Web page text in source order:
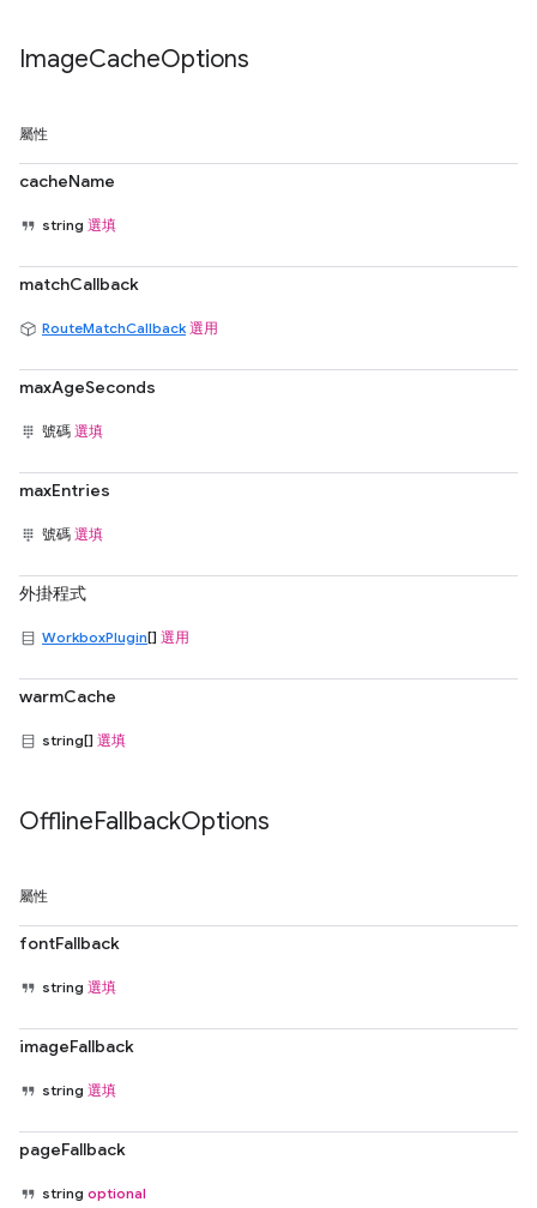
ImageCacheOptions
屬性
cacheName
string 選填
matchCallback
RouteMatchCallback 選用
maxAgeSeconds
號碼 選填
maxEntries
號碼 選填
外掛程式
WorkboxPlugin[] 選用
warmCache
string[] 選填
OfflineFallbackOptions
屬性
fontFallback
string 選填
imageFallback
string 選填
pageFallback
string optional